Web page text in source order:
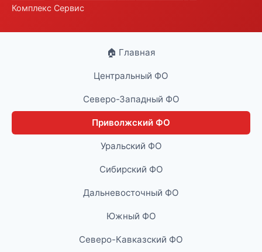
Комплекс Сервис
🏠 Главная
Центральный ФО
Северо-Западный ФО
Приволжский ФО
Уральский ФО
Сибирский ФО
Дальневосточный ФО
Южный ФО
Северо-Кавказский ФО